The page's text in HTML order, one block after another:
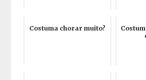
Costuma chorar muito?